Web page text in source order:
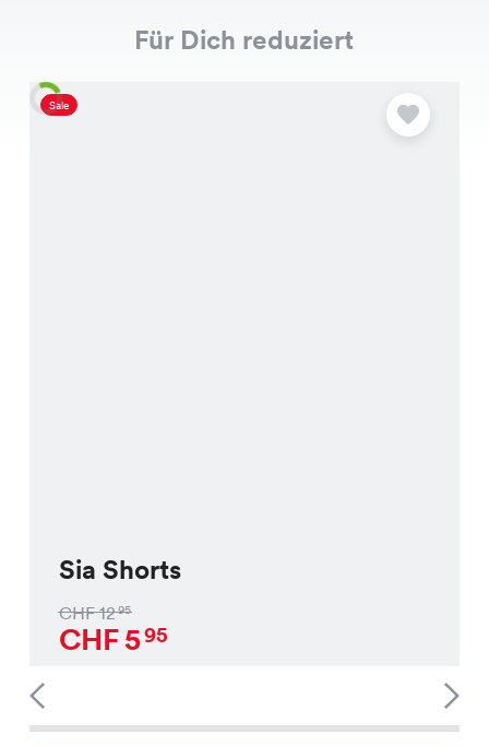
Für Dich reduziert
Sale
Sia Shorts
CHF1295
CHF595